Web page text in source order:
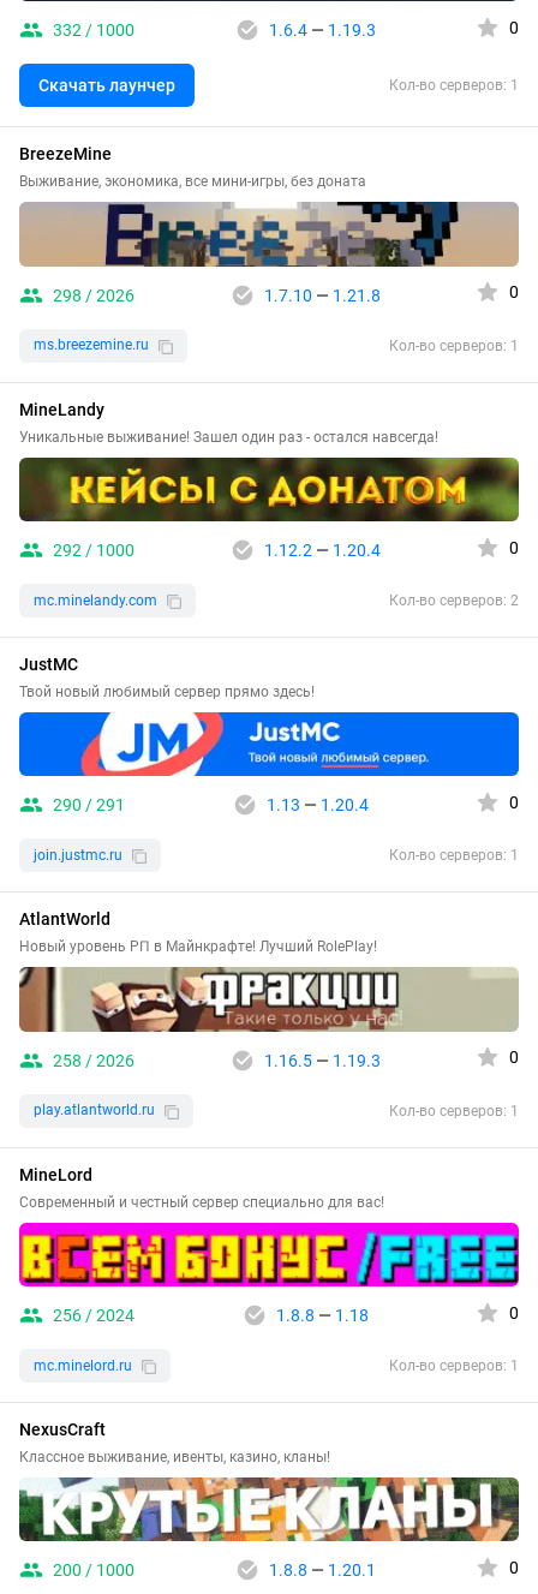
332 / 1000 1.6.4— 1.19.3 0
Скачать лаунчер Кол-во серверов: 1
BreezeMine
Выживание, экономика, все мини-игры, без доната
298 / 2026 1.7.10 — 1.21.8 0
ms.breezemine.ru Кол-во серверов: 1
MineLandy
Уникальные выживание! Зашел один раз - остался навсегда!
292 / 1000 1.12.2 — 1.20.4 0
mc.minelandy.com Кол-во серверов: 2
JustMC
Твой новый любимый сервер прямо здесь!
290 / 291 1.13 — 1.20.4 0
join.justmc.ru Кол-во серверов: 1
AtlantWorld
Новый уровень РП в Майнкрафте! Лучший RolePlay!
258 / 2026 1.16.5— 1.19.3 0
play.atlantworld.ru Кол-во серверов: 1
MineLord
Современный и честный сервер специально для вас!
256 / 2024 1.8.8 — 1.18 0
mc.minelord.ru Кол-во серверов: 1
NexusCraft
Классное выживание, ивенты, казино, кланы!
200 / 1000 1.8.8 — 1.20.1 0